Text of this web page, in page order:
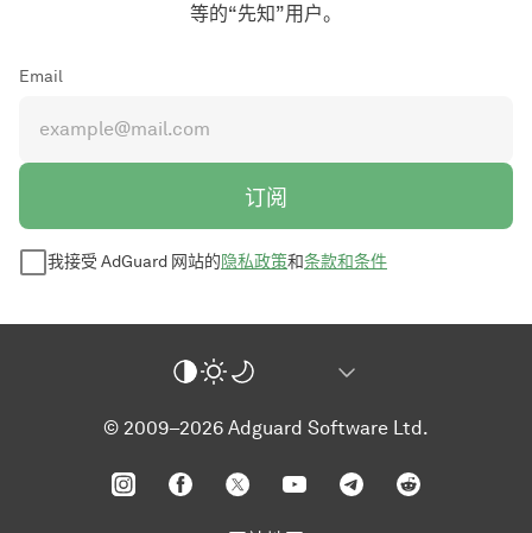
等的“先知”用户。
Email
订阅
我接受 AdGuard 网站的隐私政策和条款和条件
© 2009–2026 Adguard Software Ltd.